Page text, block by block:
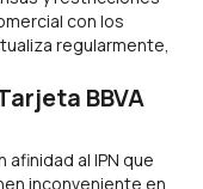
con los
regularmente,
BBVA
al IPN que
inconveniente en